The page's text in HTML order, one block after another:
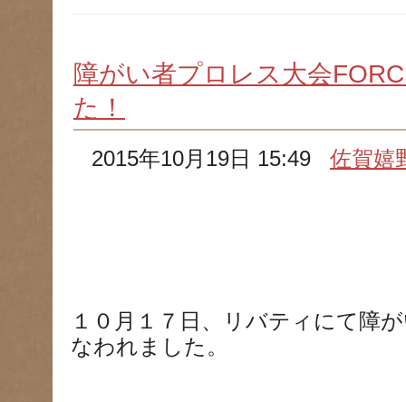
障がい者プロレス大会
た！
2015年10月19日 15:49佐賀嬉
１０月１７日、リバティにて障
なわれました。